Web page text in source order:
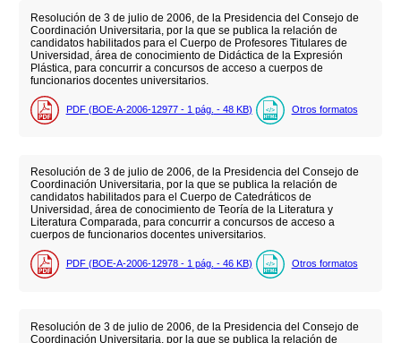
Resolución de 3 de julio de 2006, de la Presidencia del Consejo de
Coordinación Universitaria, por la que se publica la relación de
candidatos habilitados para el Cuerpo de Profesores Titulares de
Universidad, área de conocimiento de Didáctica de la Expresión
Plástica, para concurrir a concursos de acceso a cuerpos de
funcionarios docentes universitarios.
PDF (BOE-A-2006-12977 - 1 pág. - 48 KB) Otros formatos
Resolución de 3 de julio de 2006, de la Presidencia del Consejo de
Coordinación Universitaria, por la que se publica la relación de
candidatos habilitados para el Cuerpo de Catedráticos de
Universidad, área de conocimiento de Teoría de la Literatura y
Literatura Comparada, para concurrir a concursos de acceso a
cuerpos de funcionarios docentes universitarios.
PDF (BOE-A-2006-12978 - 1 pág. - 46 KB) Otros formatos
Resolución de 3 de julio de 2006, de la Presidencia del Consejo de
Coordinación Universitaria, por la que se publica la relación de